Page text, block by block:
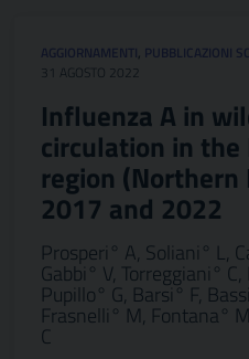
AGGIORNAMENTI, PUBBLICAZIONI
31 AGOSTO 2022
Influenza A in
circulation in
region
2017 and 2022
Prosperi° A, Soliani° L,
Gabbi° V, Torreggiani°
Pupillo° G, Barsi° F,
Frasnelli° M, Fontana°
C